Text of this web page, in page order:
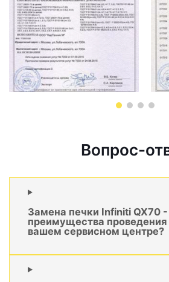
Вопрос-
Замена печки Infiniti QX70
преимущества проведения
вашем сервисном центре?